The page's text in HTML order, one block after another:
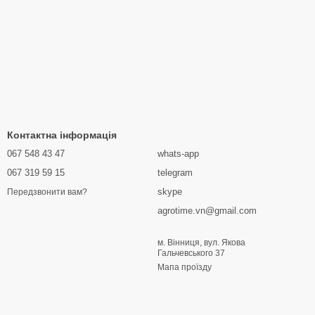
Контактна інформація
067 548 43 47
067 319 59 15
Передзвонити вам?
whats-app
telegram
skype
agrotime.vn@gmail.com
м. Вінниця, вул. Якова
Гальчевського 37
Мапа проїзду